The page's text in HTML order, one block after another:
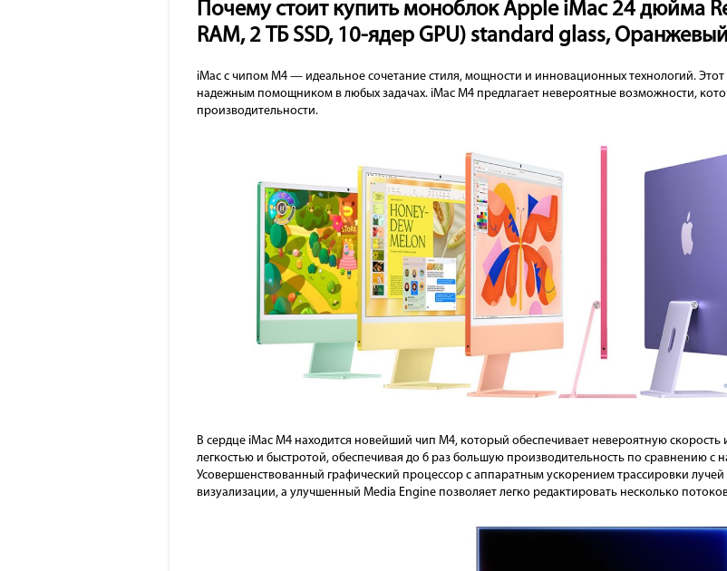
Почему стоит купить моноблок Apple iMac 24 дюйма
RAM, 2 ТБ SSD, 10-ядер GPU) standard glass, Оранжевый
iMac с чипом M4 — идеальное сочетание стиля, мощности и инновационных технологий.
надежным помощником в любых задачах. iMac M4 предлагает невероятные возможности,
производительности.
В сердце iMac M4 находится новейший чип M4, который обеспечивает невероятную
легкостью и быстротой, обеспечивая до 6 раз большую производительность по сравнению
Усовершенствованный графический процессор с аппаратным ускорением трассировки
визуализации, а улучшенный Media Engine позволяет легко редактировать несколько